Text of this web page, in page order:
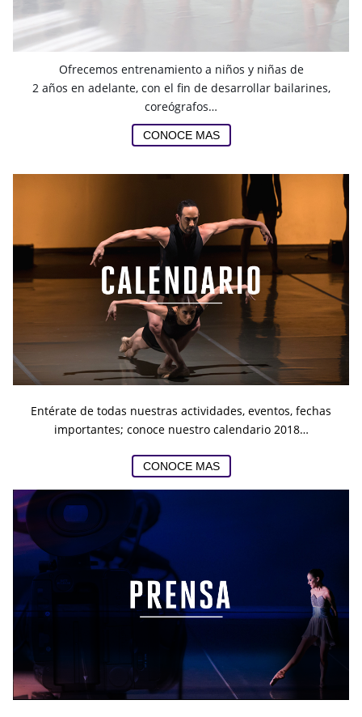
Ofrecemos entrenamiento a niños y niñas de
2 años en adelante, con el fin de desarrollar bailarines,
coreógrafos…
CONOCE MAS
Entérate de todas nuestras actividades, eventos, fechas
importantes; conoce nuestro calendario 2018…
CONOCE MAS